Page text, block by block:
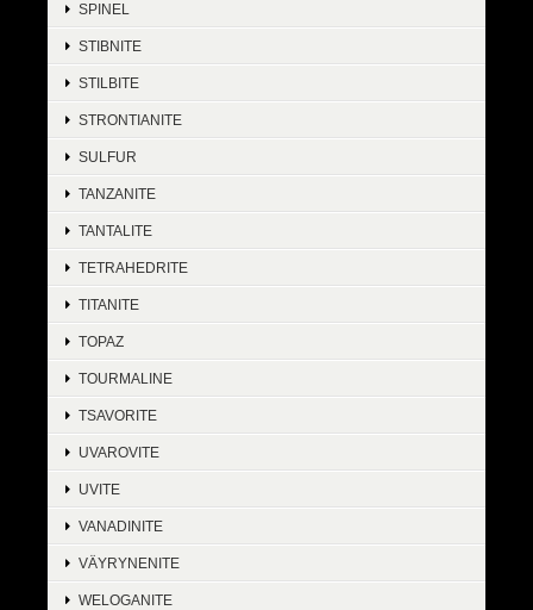
SPINEL
STIBNITE
STILBITE
STRONTIANITE
SULFUR
TANZANITE
TANTALITE
TETRAHEDRITE
TITANITE
TOPAZ
TOURMALINE
TSAVORITE
UVAROVITE
UVITE
VANADINITE
VÄYRYNENITE
WELOGANITE